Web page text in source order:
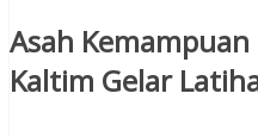
Asah
Kaltim Gelar